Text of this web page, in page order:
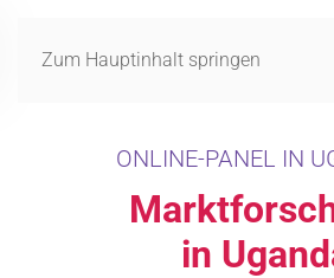
Zum Hauptinhalt springen
ONLINE-PANEL IN
in